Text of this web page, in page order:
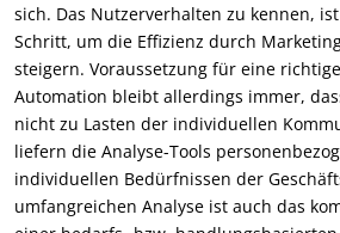
sich. Das Nutzerverhalten zu kennen,
Schritt, um die Effizienz durch
steigern. Voraussetzung für eine
Automation bleibt allerdings immer,
nicht zu Lasten der individuellen
liefern die Analyse-Tools
individuellen Bedürfnissen der
umfangreichen Analyse ist auch das